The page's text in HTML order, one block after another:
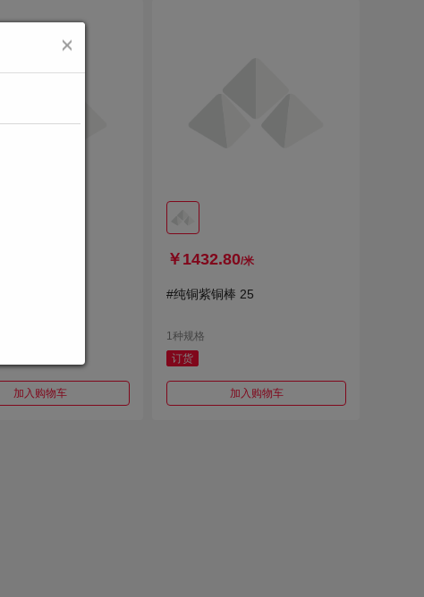
加入购物车
￥1432.80/米
#纯铜紫铜棒 25
1种规格
订货
加入购物车